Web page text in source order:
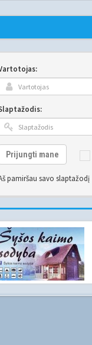
Prijungti mane
pamiršau savo slaptažodį